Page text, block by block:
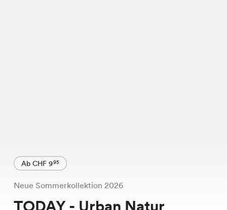
Ab CHF 995
Neue Sommerkollektion 2026
TODAY - Urban Natur